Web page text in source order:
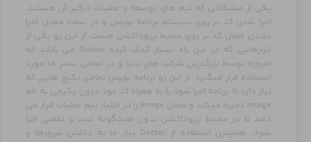
یکی از مشکلاتی که تیم های توسعه و عملیات درگیر آن هستند،
اجرا شدن کد بر روی سیستم برنامه نویس و در سمت مقابل اجرا
نشدن همان کد بر روی محیط پروداکشن هست، از این رو یکی از
ابزارهایی که در این راه بسیار کمک کرده Docker می باشد که
امروزه توسط بزرگترین شرکت های دنیا و در تمامی بستر ها مورد
استفاده قرار میگیرد. از این رو برنامه نویس تمامی پکیج هایی که
نیاز دارد تا برنامه اجرا شود را به همراه کد خود درون پکیجی به نام
Image ذخیره میکند و همان Image را در اختیار تیم عملیات قرار می
دهد تا در محیط پروداکشن بدون هیچگونه عیب و نقصی اجرا
شود. همچنین استفاده از Docker نیاز ما به داشتن سرورها و